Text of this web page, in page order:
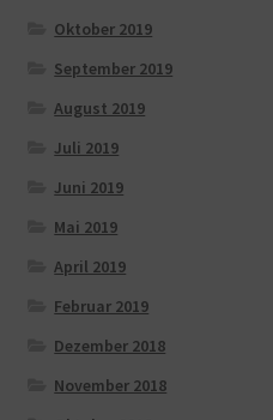
Oktober 2019
September 2019
August 2019
Juli 2019
Juni 2019
Mai 2019
April 2019
Februar 2019
Dezember 2018
November 2018